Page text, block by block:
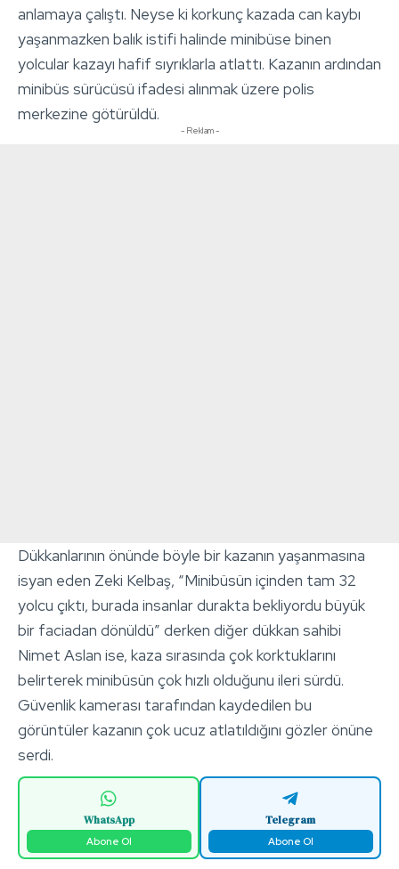
anlamaya çalıştı. Neyse ki korkunç kazada can kaybı
yaşanmazken balık istifi halinde minibüse binen
yolcular kazayı hafif sıyrıklarla atlattı. Kazanın ardından
minibüs sürücüsü ifadesi alınmak üzere polis
merkezine götürüldü.
- Reklam -
Dükkanlarının önünde böyle bir kazanın yaşanmasına
isyan eden Zeki Kelbaş, “Minibüsün içinden tam 32
yolcu çıktı, burada insanlar durakta bekliyordu büyük
bir faciadan dönüldü” derken diğer dükkan sahibi
Nimet Aslan ise, kaza sırasında çok korktuklarını
belirterek minibüsün çok hızlı olduğunu ileri sürdü.
Güvenlik kamerası tarafından kaydedilen bu
görüntüler kazanın çok ucuz atlatıldığını gözler önüne
serdi.
WhatsApp
Abone Ol
Telegram
Abone Ol